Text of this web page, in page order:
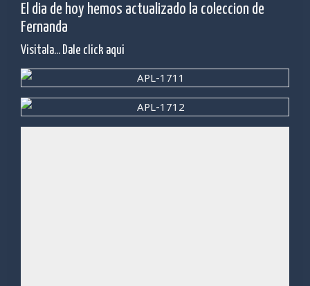
El dia de hoy hemos actualizado la coleccion de
Fernanda
Visitala... Dale click aqui